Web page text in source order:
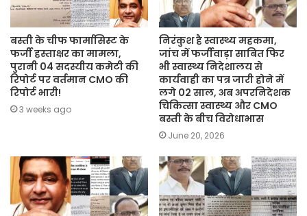
बस्ती के चीफ फार्मासिस्ट के
फर्जी हस्ताक्षर का मामला,
पुरानी 04 सदस्यीय कमेटी की
रिपोर्ट पर वर्तमान CMO की
रिपोर्ट भारी!
3 weeks ago
निरंकुश है स्वास्थ्य महकमा,
जांच में फर्जीवाड़ा साबित फिर
भी स्वास्थ्य निदेशालय से
कार्यवाही का पत्र जारी होने में
लगे 02 साल, अब अपरनिदेशक
चिकित्सा स्वास्थ्य और CMO
बस्ती के बीच विरोधाभास
June 20, 2026